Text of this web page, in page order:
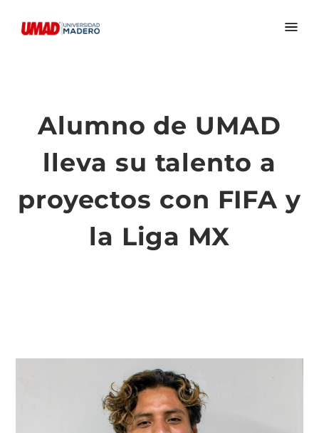
Alumno de UMAD
lleva su talento a
proyectos con FIFA y
la Liga MX